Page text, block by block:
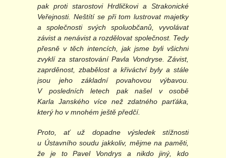
pak proti starostovi Hrdličkovi a Strakonické
Veřejnosti. Neštítí se při tom lustrovat majetky
a společnosti svých spoluobčanů, vyvolávat
závist a nenávist a rozdělovat společnost. Tedy
přesně v těch intencích, jak jsme byli všichni
zvyklí za starostování Pavla Vondryse. Závist,
zaprděnost, zbabělost a křiváctví byly a stále
jsou jeho základní povahovou výbavou.
V posledních letech pak našel v osobě
Karla Janského více než zdatného parťáka,
který ho v mnohém ještě předčí.
Proto, ať už dopadne výsledek stížnosti
u Ústavního soudu jakkoliv, mějme na paměti,
že je to Pavel Vondrys a nikdo jiný, kdo